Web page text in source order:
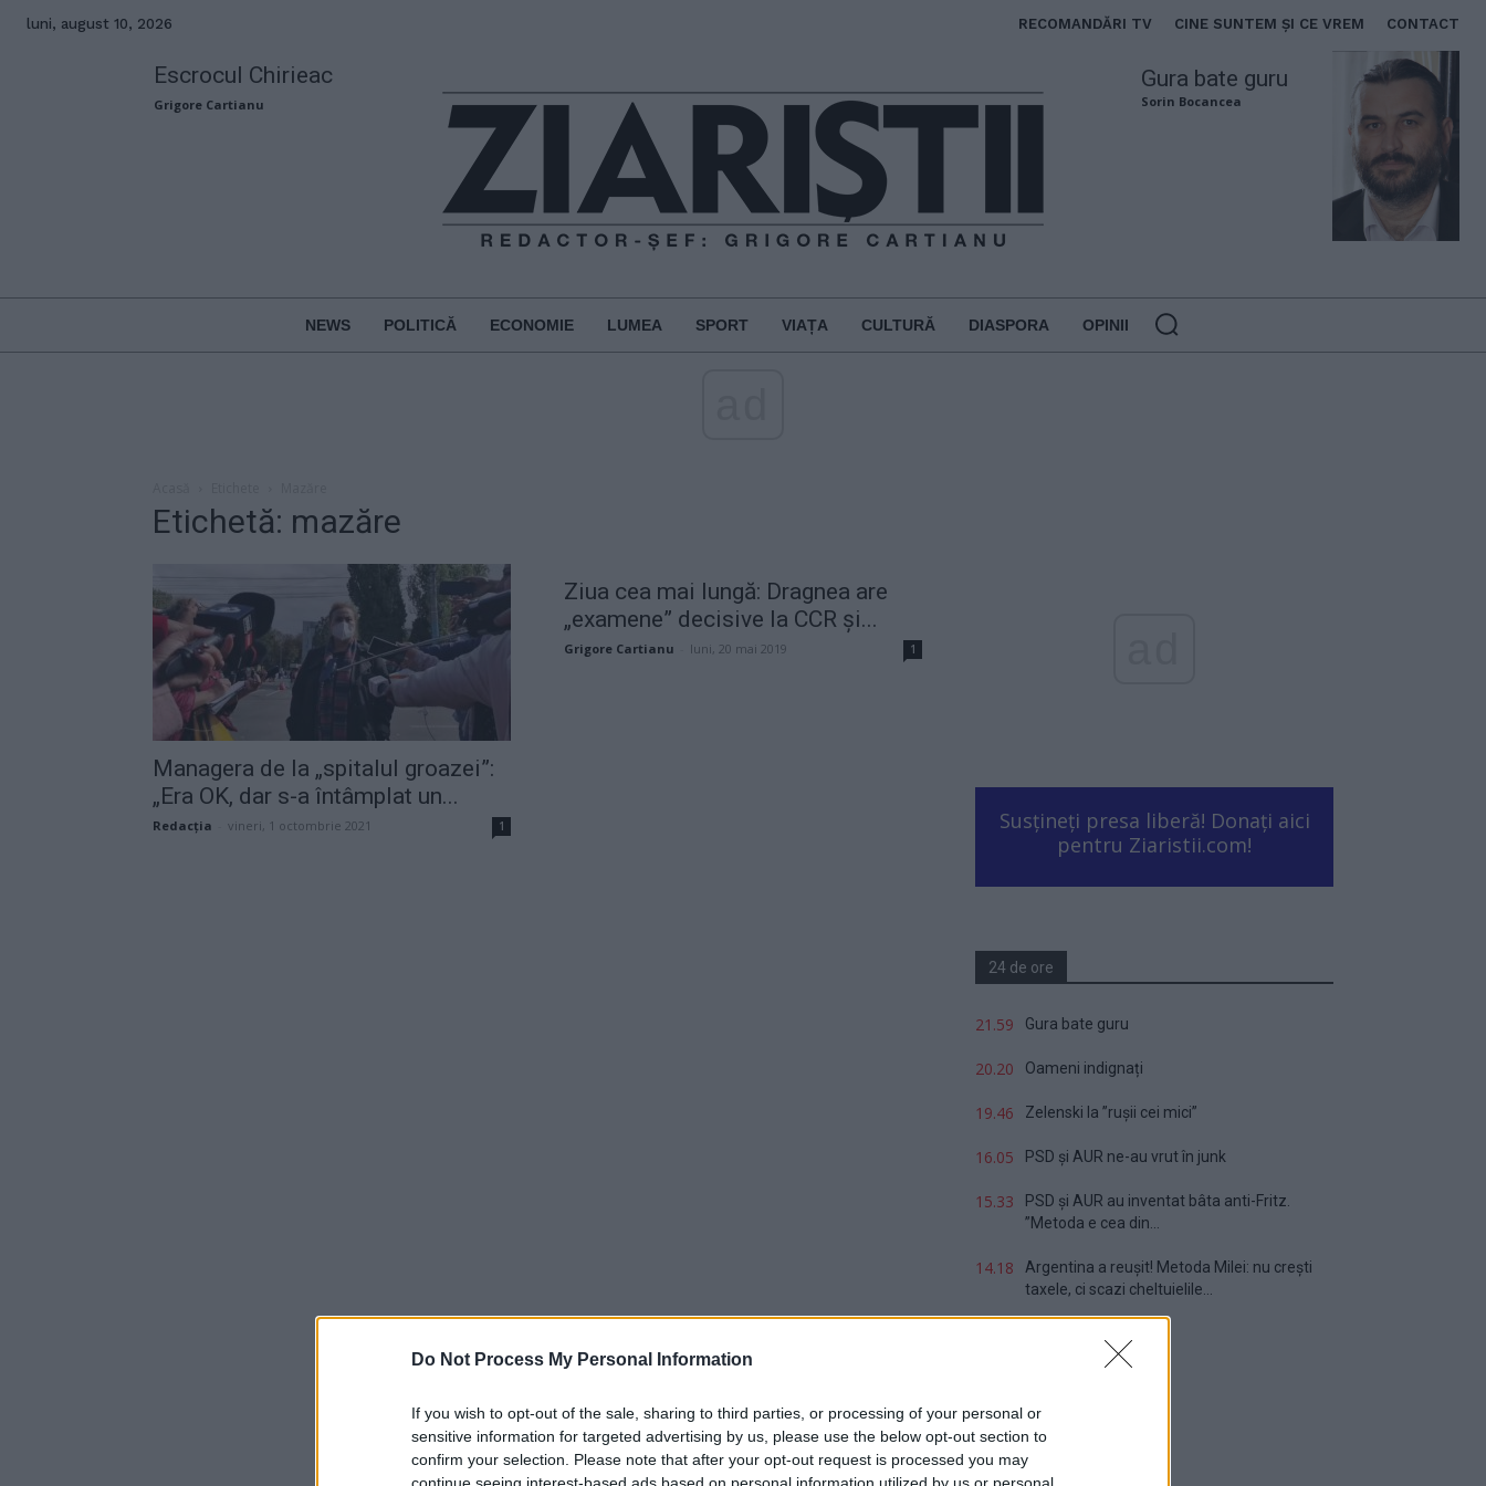
Do Not Process My Personal Information
If you wish to opt-out of the sale, sharing to third parties, or processing of your personal or
sensitive information for targeted advertising by us, please use the below opt-out section to
confirm your selection. Please note that after your opt-out request is processed you may
continue seeing interest-based ads based on personal information utilized by us or personal
luni, august 10, 2026 RECOMANDĂRI TV CINE SUNTEM ȘI CE VREM CONTACT
Escrocul Chirieac
Grigore Cartianu
Gura bate guru
Sorin Bocancea
NEWS POLITICĂ ECONOMIE LUMEA SPORT VIAȚA CULTURĂ DIASPORA OPINII
Etichetă: mazăre
Managera de la „spitalul groazei”:
„Era OK, dar s-a întâmplat un...
Redacţia vineri, 1 octombrie 2021 1
Ziua cea mai lungă: Dragnea are
„examene” decisive la CCR și...
Grigore Cartianu luni, 20 mai 2019 1
Susțineți presa liberă! Donați aici
pentru Ziaristii.com!
24 de ore
21.59 Gura bate guru
20.20 Oameni indignați
19.46 Zelenski la ”rușii cei mici”
16.05 PSD și AUR ne-au vrut în junk
15.33
PSD și AUR au inventat bâta anti-Fritz.
”Metoda e cea din...
14.18
Argentina a reușit! Metoda Milei: nu crești
taxele, ci scazi cheltuielile...